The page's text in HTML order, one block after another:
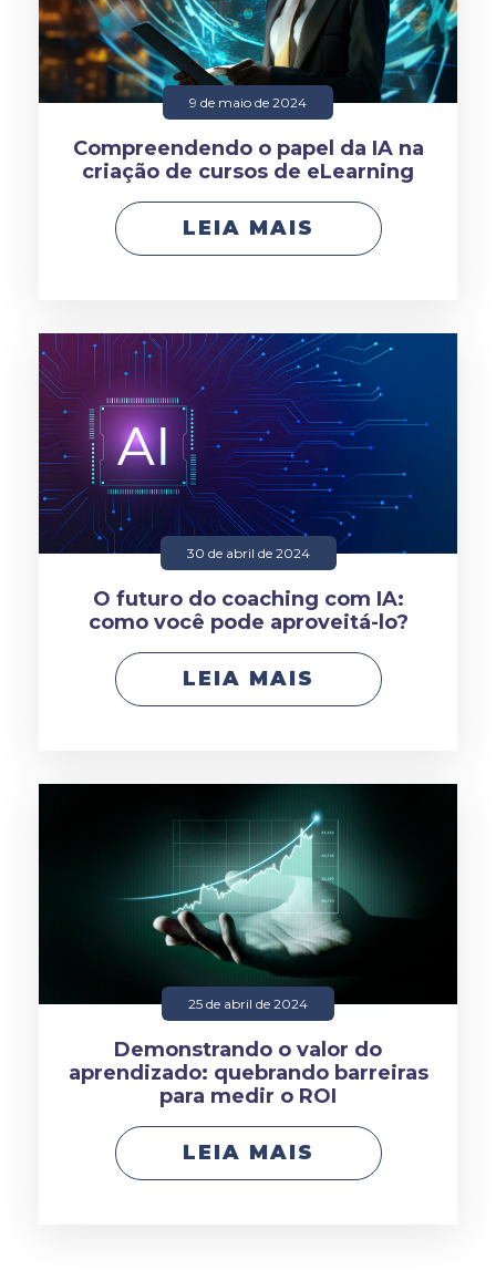
9 de maio de 2024
Compreendendo o papel da IA na
criação de cursos de eLearning
LEIA MAIS
30 de abril de 2024
O futuro do coaching com IA:
como você pode aproveitá-lo?
LEIA MAIS
25 de abril de 2024
Demonstrando o valor do
aprendizado: quebrando barreiras
para medir o ROI
LEIA MAIS